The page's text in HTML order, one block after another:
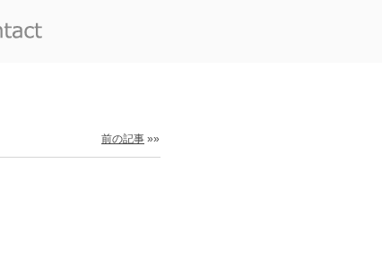
前の記事 »»